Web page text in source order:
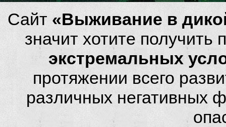
Сайт «Выживание в
значит хотите
экстремальных
протяжении всего
различных негативных